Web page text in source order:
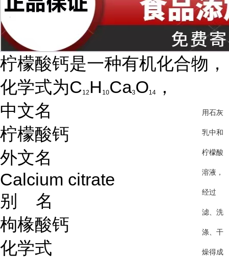
柠檬酸钙是一种有机化合物，
化学式为C 12 H 10Ca3O14
，
中文名
柠檬酸钙
外文名
Calcium citrate
别 名
枸椽酸钙
化学式
用石灰
乳中和
柠檬酸
溶液，
经过
滤、洗
涤、干
燥得成